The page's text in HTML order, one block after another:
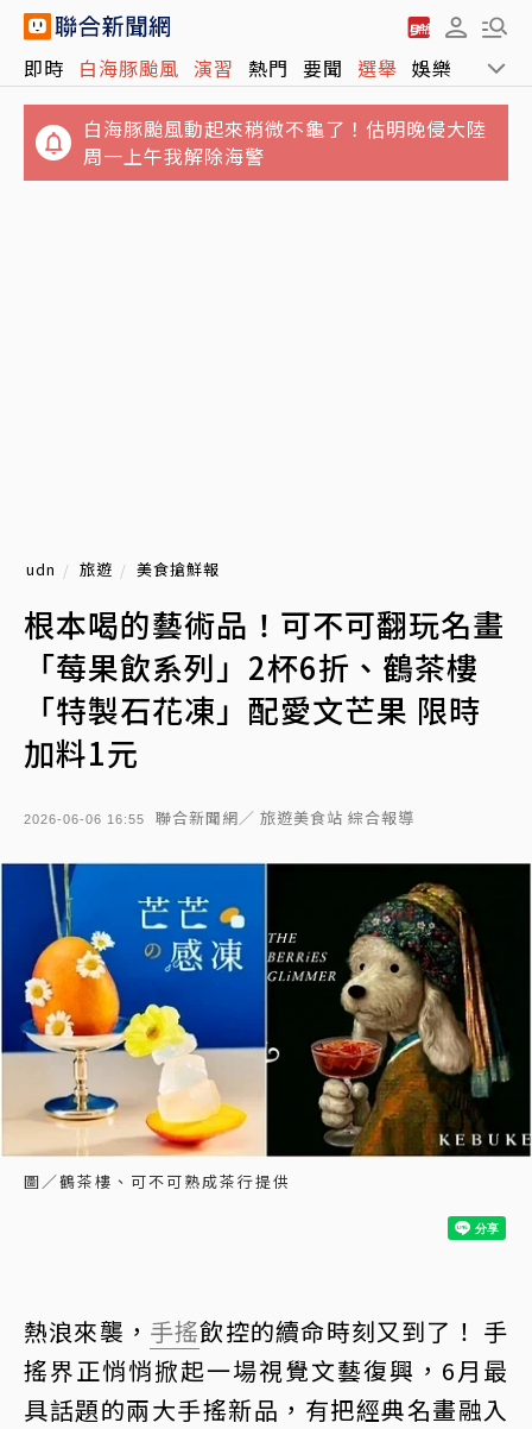
即時 白海豚颱風 演習 熱門 要聞 選舉 娛樂 運動
白海豚颱風動起來稍微不龜了！估明晚侵大陸
周一上午我解除海警
晚餐準備太慢…25歲人妻遭小叔用斧頭斬首 頭
顱懸掛屋外榕樹
udn 旅遊 美食搶鮮報
根本喝的藝術品！可不可翻玩名畫
「莓果飲系列」2杯6折、鶴茶樓
「特製石花凍」配愛文芒果 限時
加料1元
2026-06-06 16:55 聯合新聞網／ 旅遊美食站 綜合報導
圖／鶴茶樓、可不可熟成茶行提供
熱浪來襲， 手搖飲控的續命時刻又到了！ 手
搖界正悄悄掀起一場視覺文藝復興，6月最
具話題的兩大手搖新品，有把經典名畫融入